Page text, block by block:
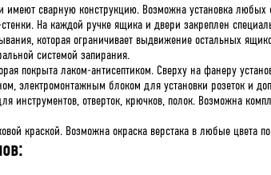
сварную конструкцию. Возможна установка
На каждой ручке ящика и двери закреплен
которая ограничивает выдвижение остальных
системой запирания.
покрыта лаком-антисептиком. Сверху на фанеру
электромонтажным блоком для установки розеток и
отверток, крючков, полок. Возможна
краской. Возможна окраска верстака в любые цвета по